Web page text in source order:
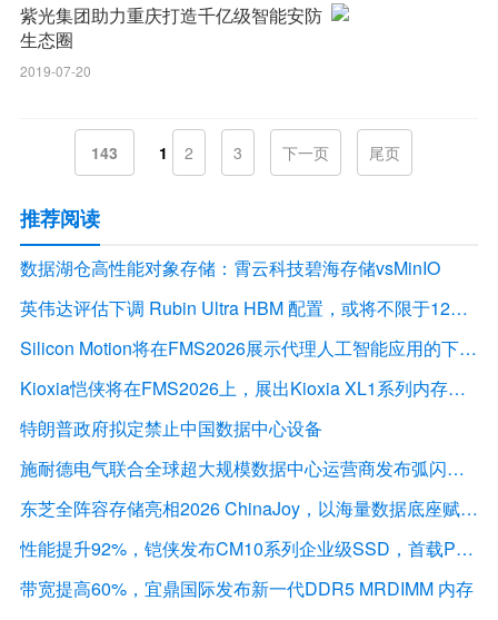
紫光集团助力重庆打造千亿级智能安防
生态圈
2019-07-20
143 1 2 3 下一页 尾页
推荐阅读
数据湖仓高性能对象存储：霄云科技碧海存储vsMinIO
英伟达评估下调 Rubin Ultra HBM 配置，或将不限于12Hi HBM4E
Silicon Motion将在FMS2026展示代理人工智能应用的下一代存储解决方案
Kioxia恺侠将在FMS2026上，展出Kioxia XL1系列内存扩展模块
特朗普政府拟定禁止中国数据中心设备
施耐德电气联合全球超大规模数据中心运营商发布弧闪风险评估报告
东芝全阵容存储亮相2026 ChinaJoy，以海量数据底座赋能“与AI同游”新体验
性能提升92%，铠侠发布CM10系列企业级SSD，首载PCIe 6.0接口
带宽提高60%，宜鼎国际发布新一代DDR5 MRDIMM 内存